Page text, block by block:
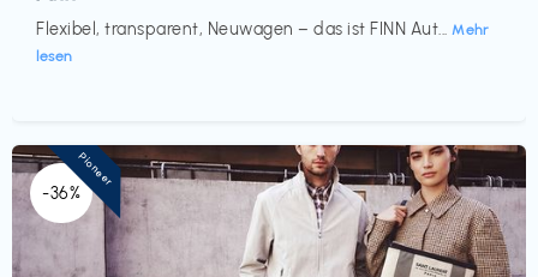
Flexibel, transparent, Neuwagen – das ist FINN Aut... Mehr
lesen
-36%
Pioneer